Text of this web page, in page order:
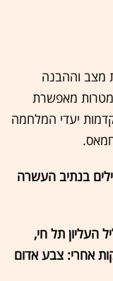
מצב וההבנה
מאפשרת
יעדי המלחמה
בנתיב העשרה
העליון תל חי,
אחרי: צבע אדום